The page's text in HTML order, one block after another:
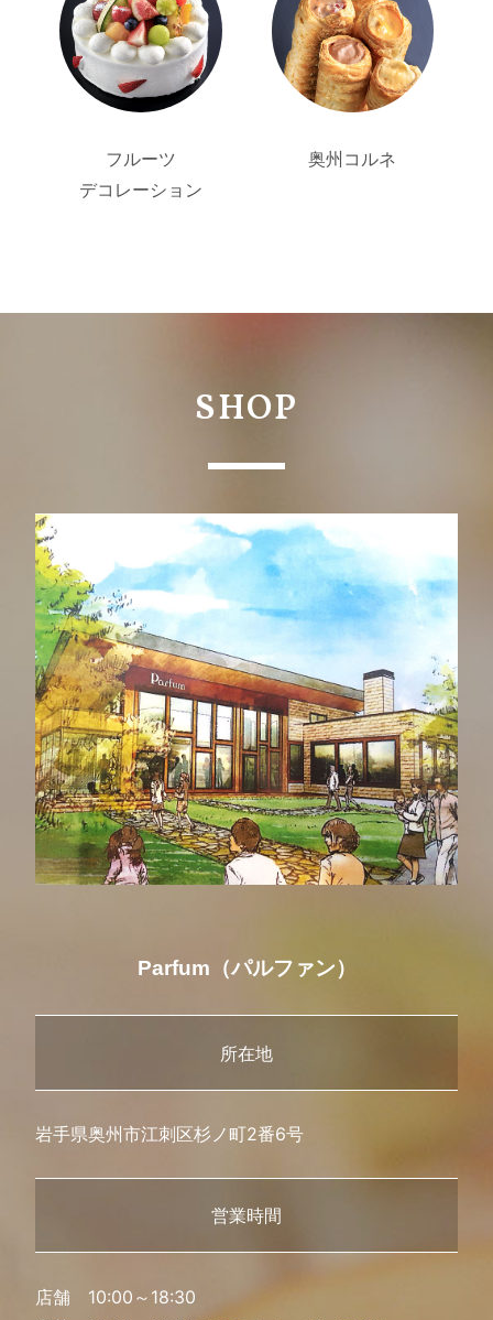
フルーツ
デコレーション
奥州コルネ
SHOP
Parfum（パルファン）
所在地
岩手県奥州市江刺区杉ノ町2番6号
営業時間
店舗 10:00～18:30